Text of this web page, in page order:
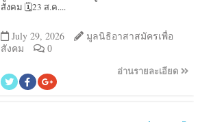
สังคม 🗓️23 ส.ค....
July 29, 2026
มูลนิธิอาสาสมัครเพื่อ
สังคม
0
อ่านรายละเอียด